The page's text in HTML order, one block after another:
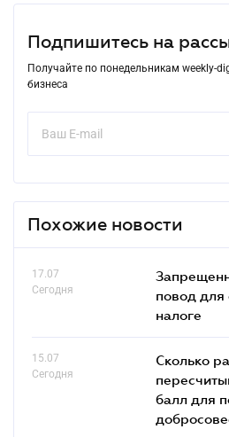
Подпишитесь на
Получайте по понедельникам weekly-
бизнеса
Похожие новости
17.07
Сегодня
повод для
налоге
15.07
Сегодня
Сколько
балл для